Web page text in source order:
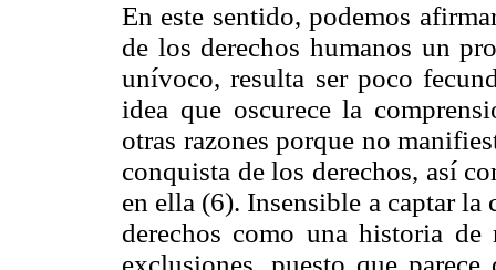
En este sentido, podemos
de los derechos humanos un
unívoco, resulta ser poco
idea que oscurece la
otras razones porque no
conquista de los derechos, así
en ella (6). Insensible a captar
derechos como una historia